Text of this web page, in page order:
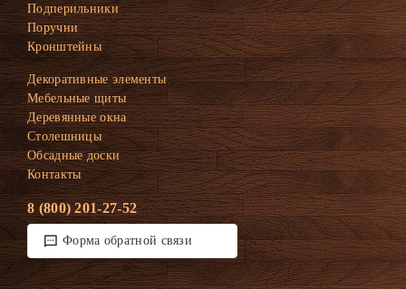
Подперильники
Поручни
Кронштейны
Декоративные элементы
Мебельные щиты
Деревянные окна
Столешницы
Обсадные доски
Контакты
8 (800) 201-27-52
Форма обратной связи